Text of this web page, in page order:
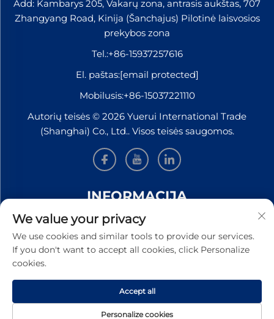
Add: Kambarys 205, Vakarų zona, antrasis aukštas, 707
Zhangyang Road, Kinija (Šanchajus) Pilotinė laisvosios
prekybos zona
Tel.:+86-15937257616
El. paštas:[email protected]
Mobilusis:+86-15037221110
Autorių teisės © 2026 Yuerui International Trade
(Shanghai) Co., Ltd.. Visos teisės saugomos.
INFORMACIJA
Užsiregistruokite, kad gautumėte mūsų savaitinį
naujienlaiškį
PATEIKTI
We value your privacy
We use cookies and similar tools to provide our services.
If you don't want to accept all cookies, click Personalize
cookies.
Personalize cookies
Accept all